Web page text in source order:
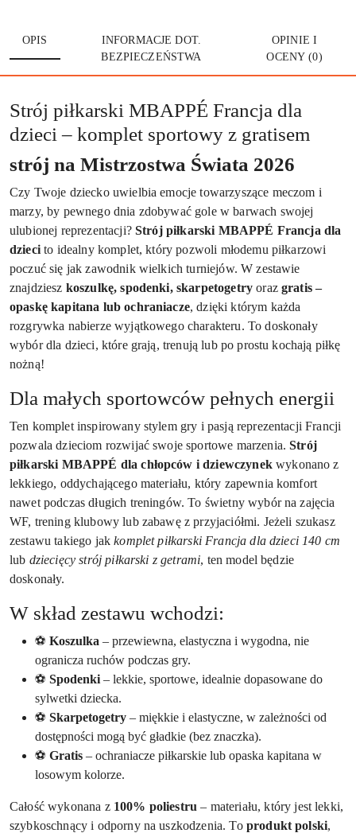
OPIS
INFORMACJE DOT.
BEZPIECZEŃSTWA
OPINIE I
OCENY (0)
Strój piłkarski MBAPPÉ Francja dla
dzieci – komplet sportowy z gratisem
strój na Mistrzostwa Świata 2026
Czy Twoje dziecko uwielbia emocje towarzyszące meczom i
marzy, by pewnego dnia zdobywać gole w barwach swojej
ulubionej reprezentacji?Strój piłkarski MBAPPÉ Francja dla
dziecito idealny komplet, który pozwoli młodemu piłkarzowi
poczuć się jak zawodnik wielkich turniejów. W zestawie
znajdziesz koszulkę, spodenki, skarpetogetry orazgratis –
opaskę kapitana lub ochraniacze, dzięki którym każda
rozgrywka nabierze wyjątkowego charakteru. To doskonały
wybór dla dzieci, które grają, trenują lub po prostu kochają piłkę
nożną!
Dla małych sportowców pełnych energii
Ten komplet inspirowany stylem gry i pasją reprezentacji Francji
pozwala dzieciom rozwijać swoje sportowe marzenia.Strój
piłkarski MBAPPÉ dla chłopców i dziewczynekwykonano z
lekkiego, oddychającego materiału, który zapewnia komfort
nawet podczas długich treningów. To świetny wybór na zajęcia
WF, trening klubowy lub zabawę z przyjaciółmi. Jeżeli szukasz
zestawu takiego jakkomplet piłkarski Francja dla dzieci 140 cm
lub dziecięcy strój piłkarski z getrami, ten model będzie
doskonały.
W skład zestawu wchodzi:
⚽ Koszulka – przewiewna, elastyczna i wygodna, nie
ogranicza ruchów podczas gry.
⚽ Spodenki – lekkie, sportowe, idealnie dopasowane do
sylwetki dziecka.
⚽ Skarpetogetry – miękkie i elastyczne, w zależności od
dostępności mogą być gładkie (bez znaczka).
⚽ Gratis – ochraniacze piłkarskie lub opaska kapitana w
losowym kolorze.
Całość wykonana z 100% poliestru – materiału, który jest lekki,
szybkoschnący i odporny na uszkodzenia. To produkt polski,